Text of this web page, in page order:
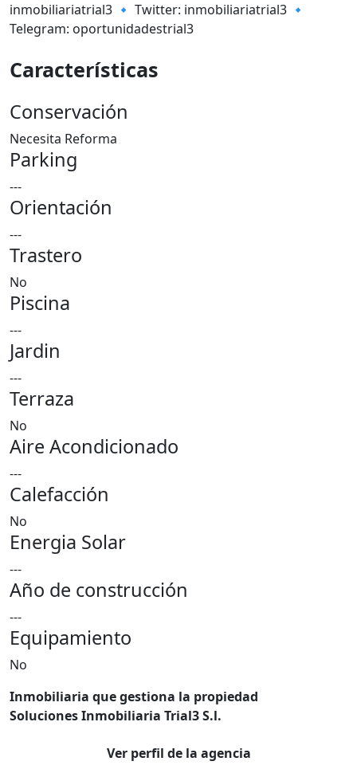
inmobiliariatrial3 🔹 Twitter: inmobiliariatrial3 🔹
Telegram: oportunidadestrial3
Características
Conservación
Necesita Reforma
Parking
---
Orientación
---
Trastero
No
Piscina
---
Jardin
---
Terraza
No
Aire Acondicionado
---
Calefacción
No
Energia Solar
---
Año de construcción
---
Equipamiento
No
Inmobiliaria que gestiona la propiedad
Soluciones Inmobiliaria Trial3 S.l.
Ver perfil de la agencia